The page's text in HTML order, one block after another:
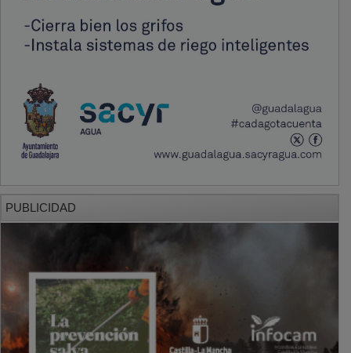
PUBLICIDAD